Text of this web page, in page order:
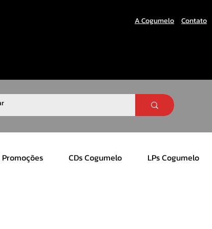
A Cogumelo Contato
Promoções CDs Cogumelo LPs Cogumelo